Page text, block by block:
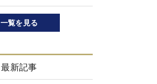
一覧を見る
最新記事